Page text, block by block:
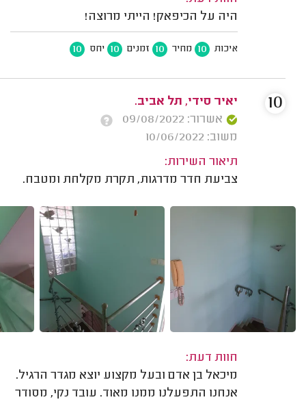
היה על הכיפאק! הייתי מרוצה!
איכות 10 מחיר 10 זמנים 10 יחס 10
יאיר סידי, תל אביב.
אשרור: 09/08/2022
משוב: 10/06/2022
תיאור השירות:
צביעת חדר מדרגות, תקרת מקלחת ומטבח.
חוות דעת:
מיכאל בן אדם ובעל מקצוע יוצא מגדר הרגיל.
אנחנו התפעלנו ממנו מאוד. עובד נקי, מסודר
10